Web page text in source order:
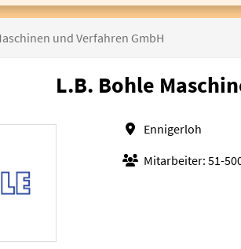
und Verfahren GmbH
L.B. Bohle
Ennigerloh
Mitarbeiter: 51-